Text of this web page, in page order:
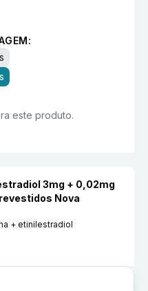
este produto.
3mg + 0,02mg
Nova
+ etinilestradiol